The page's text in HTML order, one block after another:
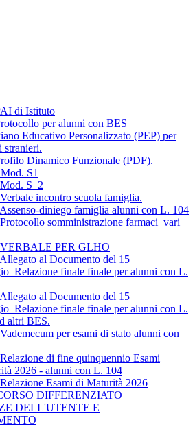
di Istituto
per alunni con BES
Educativo Personalizzato (PEP) per
stranieri.
Dinamico Funzionale (PDF).
S1
S_2
incontro scuola famiglia.
diniego famiglia alunni con L. 104
somministrazione farmaci_vari
PER GLHO
al Documento del 15
finale finale per alunni con L.
al Documento del 15
finale finale per alunni con L.
altri BES.
per esami di stato alunni con
di fine quinquennio Esami
2026 - alunni con L. 104
Esami di Maturità 2026
DIFFERENZIATO
DELL'UTENTE E